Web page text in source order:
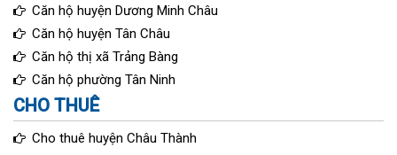
Căn hộ huyện Dương Minh Châu
Căn hộ huyện Tân Châu
Căn hộ thị xã Trảng Bàng
Căn hộ phường Tân Ninh
CHO THUÊ
Cho thuê huyện Châu Thành